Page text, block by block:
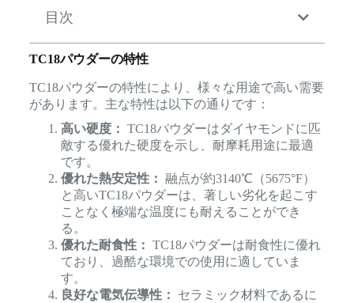
目次
TC18パウダーの特性
TC18パウダーの特性により、様々な用途で高い需要
があります。主な特性は以下の通りです：
高い硬度： TC18パウダーはダイヤモンドに匹
敵する優れた硬度を示し、耐摩耗用途に最適
です。
優れた熱安定性： 融点が約3140℃（5675°F）
と高いTC18パウダーは、著しい劣化を起こす
ことなく極端な温度にも耐えることができ
る。
優れた耐食性： TC18パウダーは耐食性に優れ
ており、過酷な環境での使用に適していま
す。
良好な電気伝導性：
セラミック材料であるに